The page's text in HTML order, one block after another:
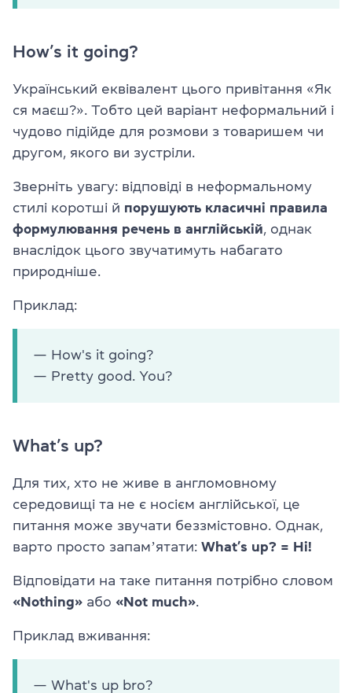
How’s it going?
Український еквівалент цього привітання «Як
ся маєш?». Тобто цей варіант неформальний і
чудово підійде для розмови з товаришем чи
другом, якого ви зустріли.
Зверніть увагу: відповіді в неформальному
стилі коротші й порушують класичні правила
формулювання речень в англійській, однак
внаслідок цього звучатимуть набагато
природніше.
Приклад:
— How's it going?
— Pretty good. You?
What’s up?
Для тих, хто не живе в англомовному
середовищі та не є носієм англійської, це
питання може звучати беззмістовно. Однак,
варто просто запамʼятати: What’s up? = Hi!
Відповідати на таке питання потрібно словом
«Nothing» або «Not much».
Приклад вживання:
— What's up bro?